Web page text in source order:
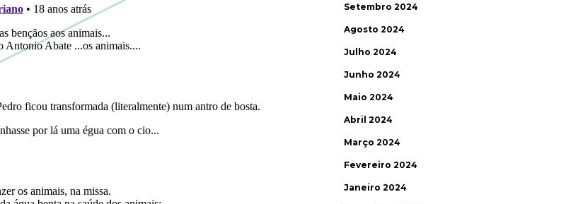
Setembro 2024
Agosto 2024
Julho 2024
Junho 2024
Maio 2024
Abril 2024
Março 2024
Fevereiro 2024
Janeiro 2024